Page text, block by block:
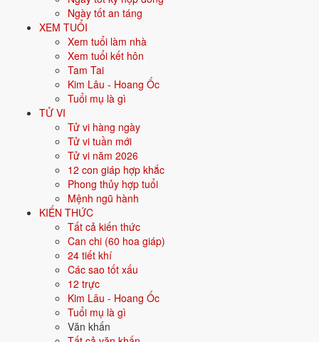
Ngày tốt an táng
XEM TUỔI
Xem tuổi làm nhà
Xem tuổi kết hôn
Tam Tai
Kim Lâu - Hoang Ốc
Tuổi mụ là gì
TỬ VI
Tử vi hàng ngày
Tử vi tuần mới
Tử vi năm 2026
12 con giáp hợp khắc
Phong thủy hợp tuổi
Mệnh ngũ hành
KIẾN THỨC
Tất cả kiến thức
Can chi (60 hoa giáp)
24 tiết khí
Các sao tốt xấu
12 trực
Kim Lâu - Hoang Ốc
Tuổi mụ là gì
Văn khấn
ta được 60 tổ hợp không trùng nhau; hết 60 năm lại quay về Giáp Tý,
bắt đầu một hoa giáp mới. Người Việt dùng can chi để xem tuổi, tính
ngày tốt xấu, xác định nạp âm bản mệnh và
10 Thiên Can và 12 Địa Chi gồm
những gì?
Can chi được tạo từ hai nhóm:Thiên Can
Thành phần
Giáp, Ất (Mộc); Bính, Đinh (Hỏa); Mậu, Kỷ (Thổ); Canh, Tân
(Kim); Nhâm, Quý (Thủy)
Tý (chuột), Sửu (trâu), Dần (hổ), Mão (mèo), Thìn (rồng), Tỵ
(rắn), Ngọ (ngựa), Mùi (dê), Thân (khỉ), Dậu (gà), Tuất (chó),
Hợi (lợn)
Bảng tra 60 Hoa Giáp
Giáp Tý
Ất Sửu
Bính Dần